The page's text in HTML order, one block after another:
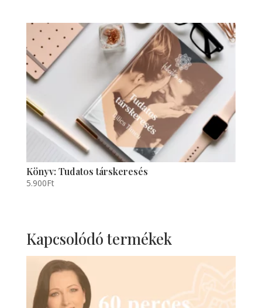
Könyv: Tudatos társkeresés
5.900Ft
Kapcsolódó termékek